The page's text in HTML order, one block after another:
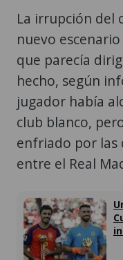
La irrupción del
nuevo
que parecía
hecho, según
jugador había
club blanco,
enfriado por las
entre el Real